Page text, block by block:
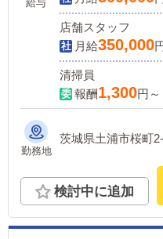
給与
店舗スタッフ
月給350,000
清掃員
報酬1,300円
勤務地
茨城県土浦市桜町
検討中に追加